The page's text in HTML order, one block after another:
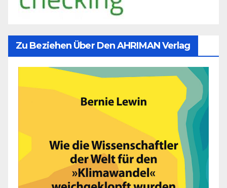
Zu Beziehen Über Den AHRIMAN Verlag